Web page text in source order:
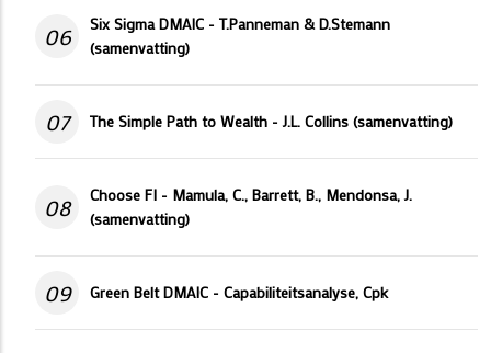
06
Six Sigma DMAIC - T.Panneman & D.Stemann
(samenvatting)
07 The Simple Path to Wealth - J.L. Collins (samenvatting)
08
Choose FI - Mamula, C., Barrett, B., Mendonsa, J.
(samenvatting)
09 Green Belt DMAIC - Capabiliteitsanalyse, Cpk